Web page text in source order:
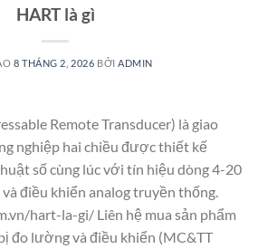
HART là gì
8 THÁNG 2, 2026 BỞI ADMIN
Remote Transducer) là giao
nghiệp hai chiều được thiết kế
số cùng lúc với tín hiệu dòng 4-20
điều khiển analog truyền thống.
hart-la-gi/ Liên hệ mua sản phẩm
đo lường và điều khiển (MC&TT